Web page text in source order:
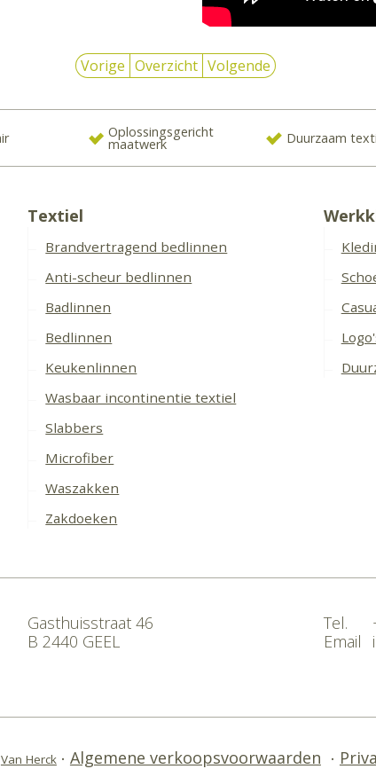
Vorige Overzicht Volgende
Oplossingsgericht
maatwerk Duurzaam
Textiel
Brandvertragend bedlinnen
Anti-scheur bedlinnen
Badlinnen
Bedlinnen
Keukenlinnen
Wasbaar incontinentie textiel
Slabbers
Microfiber
Waszakken
Zakdoeken
Gasthuisstraat 46
B 2440 GEEL
Tel.
Email
Van Herck • Algemene verkoopsvoorwaarden •